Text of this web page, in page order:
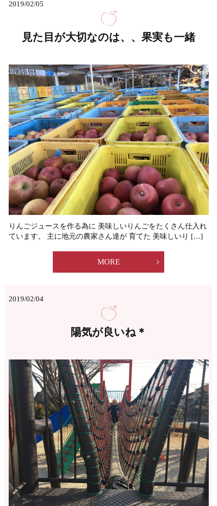
2019/02/05
見た目が大切なのは、、果実も一緒
りんごジュースを作る為に 美味しいりんごをたくさん仕入れ
ています。 主に地元の農家さん達が 育てた 美味しいり […]
MORE
2019/02/04
陽気が良いね＊